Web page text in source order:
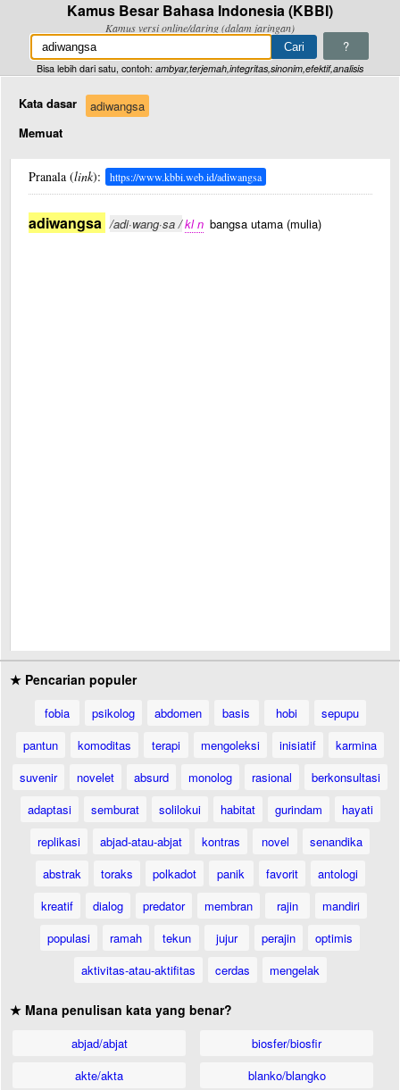
Kamus Besar Bahasa Indonesia (KBBI)
Kamus versi online/daring (dalam jaringan)
?
Bisa lebih dari satu, contoh: ambyar,terjemah,integritas,sinonim,efektif,analisis
Kata dasar
adiwangsa
Memuat
Pranala (link): https://www.kbbi.web.id/adiwangsa
adiwangsa /adi·wang·sa /kl n bangsa utama (mulia)
★ Pencarian populer
fobia psikolog abdomen basis hobi
sepupu
pantun
komoditas terapi mengoleksi inisiatif
karmina
suvenir
novelet absurd monolog rasional
berkonsultasi
adaptasi
semburat solilokui habitat gurindam
hayati
replikasi
abjad-atau-abjat kontras novel
senandika
abstrak
toraks polkadot panik favorit
antologi
kreatif
dialog predator membran rajin
mandiri
populasi
ramah tekun jujur perajin
optimis
aktivitas-atau-aktifitas
cerdas mengelak
★ Mana penulisan kata yang benar?
abjad/abjat
akte/akta
biosfer/biosfir
blanko/blangko